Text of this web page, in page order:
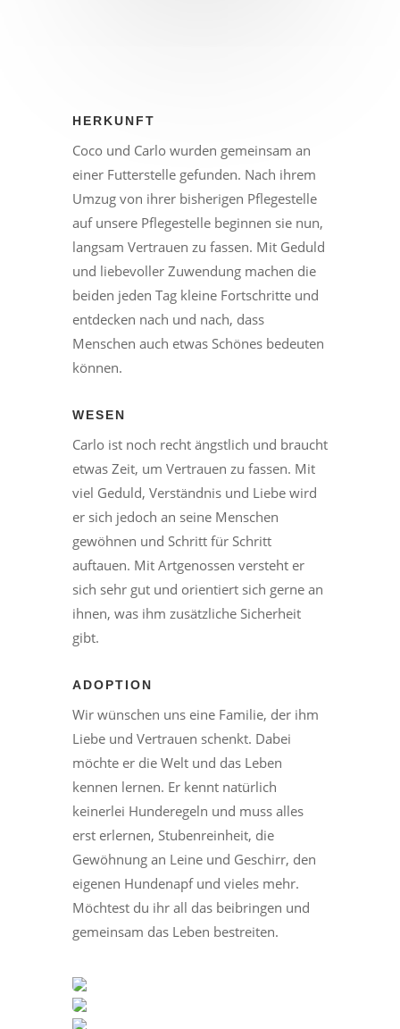
HERKUNFT
Coco und Carlo wurden gemeinsam an
einer Futterstelle gefunden. Nach ihrem
Umzug von ihrer bisherigen Pflegestelle
auf unsere Pflegestelle beginnen sie nun,
langsam Vertrauen zu fassen. Mit Geduld
und liebevoller Zuwendung machen die
beiden jeden Tag kleine Fortschritte und
entdecken nach und nach, dass
Menschen auch etwas Schönes bedeuten
können.
WESEN
Carlo ist noch recht ängstlich und braucht
etwas Zeit, um Vertrauen zu fassen. Mit
viel Geduld, Verständnis und Liebe wird
er sich jedoch an seine Menschen
gewöhnen und Schritt für Schritt
auftauen. Mit Artgenossen versteht er
sich sehr gut und orientiert sich gerne an
ihnen, was ihm zusätzliche Sicherheit
gibt.
ADOPTION
Wir wünschen uns eine Familie, der ihm
Liebe und Vertrauen schenkt. Dabei
möchte er die Welt und das Leben
kennen lernen. Er kennt natürlich
keinerlei Hunderegeln und muss alles
erst erlernen, Stubenreinheit, die
Gewöhnung an Leine und Geschirr, den
eigenen Hundenapf und vieles mehr.
Möchtest du ihr all das beibringen und
gemeinsam das Leben bestreiten.